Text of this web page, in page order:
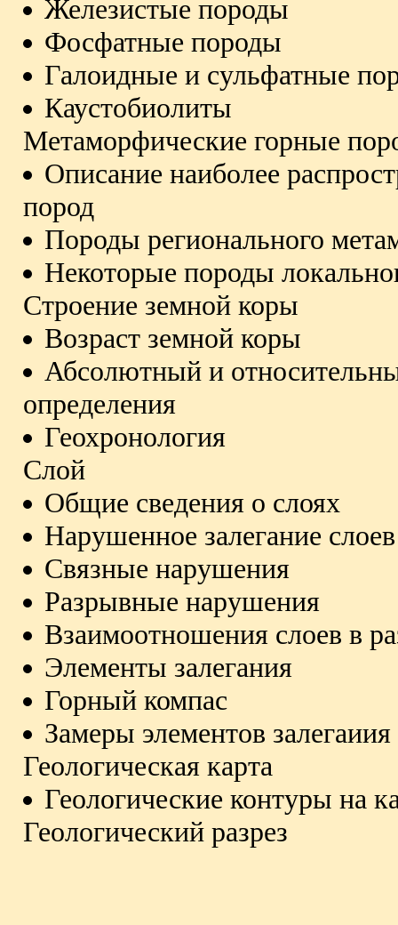
Железистые породы
Фосфатные породы
Галоидные и сульфатные
Каустобиолиты
Метаморфические горные
Описание наиболее
пород
Породы регионального
Некоторые породы
Строение земной коры
Возраст земной коры
Абсолютный и
определения
Геохронология
Слой
Общие сведения о слоях
Нарушенное залегание слоев
Связные нарушения
Разрывные нарушения
Взаимоотношения слоев в
Элементы залегания
Горный компас
Замеры элементов залегаиия
Геологическая карта
Геологические контуры на
Геологический разрез